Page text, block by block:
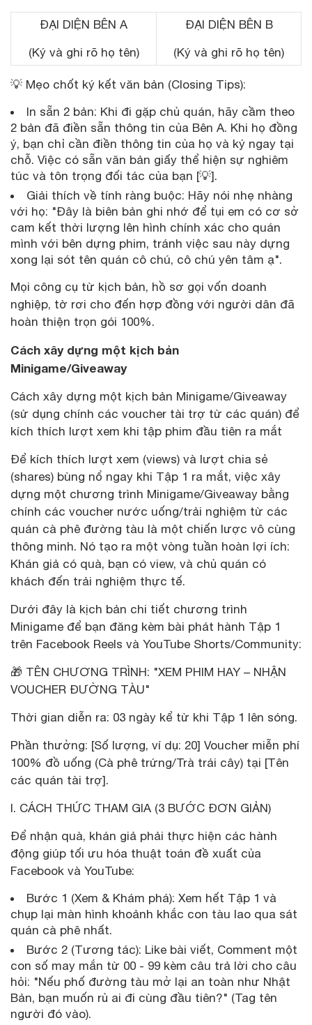
ĐẠI DIỆN BÊN A
(Ký và ghi rõ họ tên)
ĐẠI DIỆN BÊN B
(Ký và ghi rõ họ tên)
💡 Mẹo chốt ký kết văn bản (Closing Tips):
In sẵn 2 bản: Khi đi gặp chủ quán, hãy cầm theo
2 bản đã điền sẵn thông tin của Bên A. Khi họ đồng
ý, bạn chỉ cần điền thông tin của họ và ký ngay tại
chỗ. Việc có sẵn văn bản giấy thể hiện sự nghiêm
túc và tôn trọng đối tác của bạn [💡].
Giải thích về tính ràng buộc: Hãy nói nhẹ nhàng
với họ: "Đây là biên bản ghi nhớ để tụi em có cơ sở
cam kết thời lượng lên hình chính xác cho quán
mình với bên dựng phim, tránh việc sau này dựng
xong lại sót tên quán cô chú, cô chú yên tâm ạ".
Mọi công cụ từ kịch bản, hồ sơ gọi vốn doanh
nghiệp, tờ rơi cho đến hợp đồng với người dân đã
hoàn thiện trọn gói 100%.
Cách xây dựng một kịch bản
Minigame/Giveaway
Cách xây dựng một kịch bản Minigame/Giveaway
(sử dụng chính các voucher tài trợ từ các quán) để
kích thích lượt xem khi tập phim đầu tiên ra mắt
Để kích thích lượt xem (views) và lượt chia sẻ
(shares) bùng nổ ngay khi Tập 1 ra mắt, việc xây
dựng một chương trình Minigame/Giveaway bằng
chính các voucher nước uống/trải nghiệm từ các
quán cà phê đường tàu là một chiến lược vô cùng
thông minh. Nó tạo ra một vòng tuần hoàn lợi ích:
Khán giả có quà, bạn có view, và chủ quán có
khách đến trải nghiệm thực tế.
Dưới đây là kịch bản chi tiết chương trình
Minigame để bạn đăng kèm bài phát hành Tập 1
trên Facebook Reels và YouTube Shorts/Community:
🎁 TÊN CHƯƠNG TRÌNH: "XEM PHIM HAY – NHẬN
VOUCHER ĐƯỜNG TÀU"
Thời gian diễn ra: 03 ngày kể từ khi Tập 1 lên sóng.
Phần thưởng: [Số lượng, ví dụ: 20] Voucher miễn phí
100% đồ uống (Cà phê trứng/Trà trái cây) tại [Tên
các quán tài trợ].
I. CÁCH THỨC THAM GIA (3 BƯỚC ĐƠN GIẢN)
Để nhận quà, khán giả phải thực hiện các hành
động giúp tối ưu hóa thuật toán đề xuất của
Facebook và YouTube:
Bước 1 (Xem & Khám phá): Xem hết Tập 1 và
chụp lại màn hình khoảnh khắc con tàu lao qua sát
quán cà phê nhất.
Bước 2 (Tương tác): Like bài viết, Comment một
con số may mắn từ 00 - 99 kèm câu trả lời cho câu
hỏi: "Nếu phố đường tàu mở lại an toàn như Nhật
Bản, bạn muốn rủ ai đi cùng đầu tiên?" (Tag tên
người đó vào).